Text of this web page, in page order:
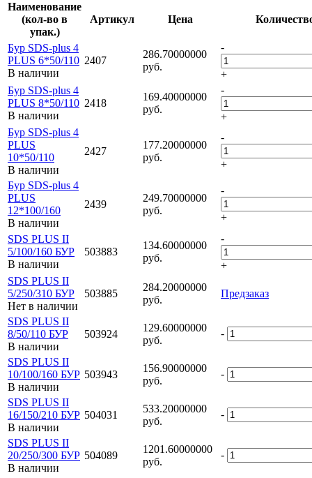
Наименование
(кол-во в
упак.)
Артикул Цена
Бур SDS-plus 4
PLUS 6*50/110
В наличии
2407
286.70000000
руб.
-
+
Бур SDS-plus 4
PLUS 8*50/110
В наличии
2418
169.40000000
руб.
-
+
Бур SDS-plus 4
PLUS
10*50/110
В наличии
2427
177.20000000
руб.
-
+
Бур SDS-plus 4
PLUS
12*100/160
В наличии
2439
249.70000000
руб.
-
+
SDS PLUS II
5/100/160 БУР
В наличии
503883
134.60000000
руб.
-
+
SDS PLUS II
5/250/310 БУР
Нет в наличии
503885
284.20000000
руб.
Предзаказ
SDS PLUS II
8/50/110 БУР
В наличии
503924
129.60000000
руб.
-
SDS PLUS II
10/100/160 БУР
В наличии
503943
156.90000000
руб.
-
SDS PLUS II
16/150/210 БУР
В наличии
504031
533.20000000
руб.
-
SDS PLUS II
20/250/300 БУР
В наличии
504089
1201.60000000
руб.
-